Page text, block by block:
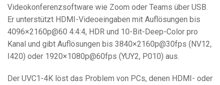
Videokonferenzsoftware wie Zoom oder Teams über USB.
Er unterstützt HDMI-Videoeingaben mit Auflösungen bis
4096×2160p@60 4:4:4, HDR und 10-Bit-Deep-Color pro
Kanal und gibt Auflösungen bis 3840×2160p@30fps (NV12,
I420) oder 1920×1080p@60fps (YUY2, P010) aus.
Der UVC1-4K löst das Problem von PCs, denen HDMI- oder